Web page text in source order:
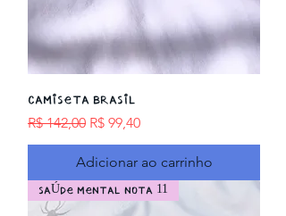
Camiseta BRASIL
Preço normal
R$ 142,00 Preço promocional
R$ 99,40
Adicionar ao carrinho
SAÚDE MENTAL NOTA 11